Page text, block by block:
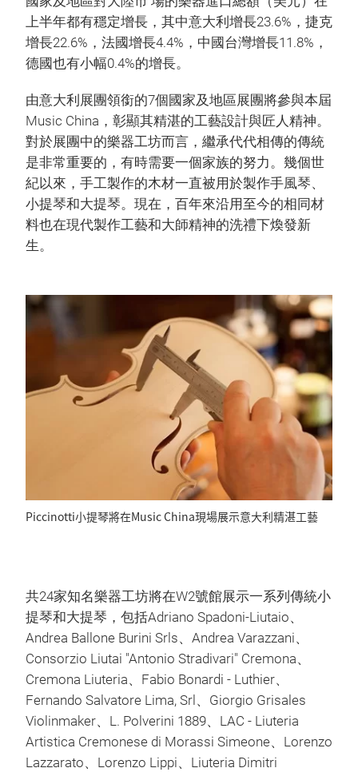
上半年都有穩定增長，其中意大利增長23.6%，捷克
增長22.6%，法國增長4.4%，中國台灣增長11.8%，
德國也有小幅0.4%的增長。
由意大利展團領銜的7個國家及地區展團將參與本屆
Music China，彰顯其精湛的工藝設計與匠人精神。
對於展團中的樂器工坊而言，繼承代代相傳的傳統
是非常重要的，有時需要一個家族的努力。幾個世
紀以來，手工製作的木材一直被用於製作手風琴、
小提琴和大提琴。現在，百年來沿用至今的相同材
料也在現代製作工藝和大師精神的洗禮下煥發新
生。
Piccinotti小提琴將在Music China現場展示意大利精湛工藝
共24家知名樂器工坊將在W2號館展示一系列傳統小
提琴和大提琴，包括Adriano Spadoni-Liutaio、
Andrea Ballone Burini Srls、Andrea Varazzani、
Consorzio Liutai "Antonio Stradivari" Cremona、
Cremona Liuteria、Fabio Bonardi - Luthier、
Fernando Salvatore Lima, Srl、Giorgio Grisales
Violinmaker、L. Polverini 1889、LAC - Liuteria
Artistica Cremonese di Morassi Simeone、Lorenzo
Lazzarato、Lorenzo Lippi、Liuteria Dimitri